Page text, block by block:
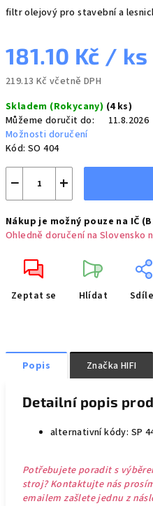
filtr olejový pro stavební a
181.10 Kč / ks
219.13 Kč včetně DPH
cena:
Skladem (Rokycany) (4 ks)
Můžeme doručit do:
11.8.2026
Možnosti doručení
Kód: SO 404
+
−
Nákup je možný pouze na IČ
Ohledně doručení na
Zeptat se Hlídat
Popis Značka HIFI
Detailní popis
alternativní kódy: SP
Potřebujete poradit s
stroj? Kontaktujte nás
emailem zašlete jednu z